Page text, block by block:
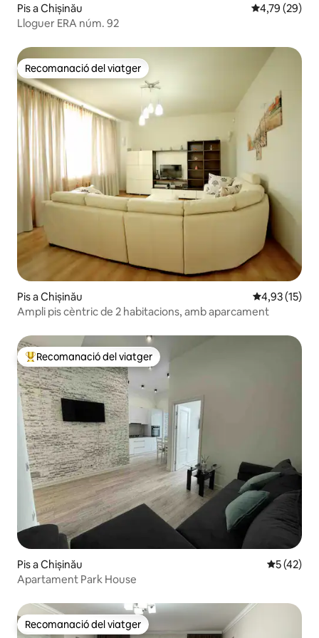
Pis a Chișinău 4,79 de
4,79 (29)
Lloguer ERA núm. 92
Recomanació del viatger
Recomanació del viatger
Pis a Chișinău 4,93 de
4,93 (15)
Ampli pis cèntric de 2 habitacions, amb aparcament
Principals recomanacions dels viatgers
Recomanació del viatger
Pis a Chișinău 5 de
5 (42)
Apartament Park House
Recomanació del viatger
Recomanació del viatger